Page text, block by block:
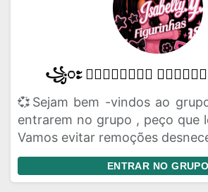
꧁ႊ 𝑰𝒔𝒂𝒃𝒆𝒍𝒍𝒚
💞Sejam bem -vindos ao
entrarem no grupo , peço que
Vamos evitar remoções
ENTRAR NO GRUPO